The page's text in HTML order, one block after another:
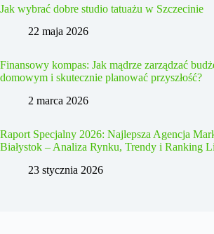
Jak wybrać dobre studio tatuażu w Szczecinie
22 maja 2026
Finansowy kompas: Jak mądrze zarządzać
domowym i skutecznie planować przyszłość?
2 marca 2026
Raport Specjalny 2026: Najlepsza Agencja
Białystok – Analiza Rynku, Trendy i Ranking
23 stycznia 2026